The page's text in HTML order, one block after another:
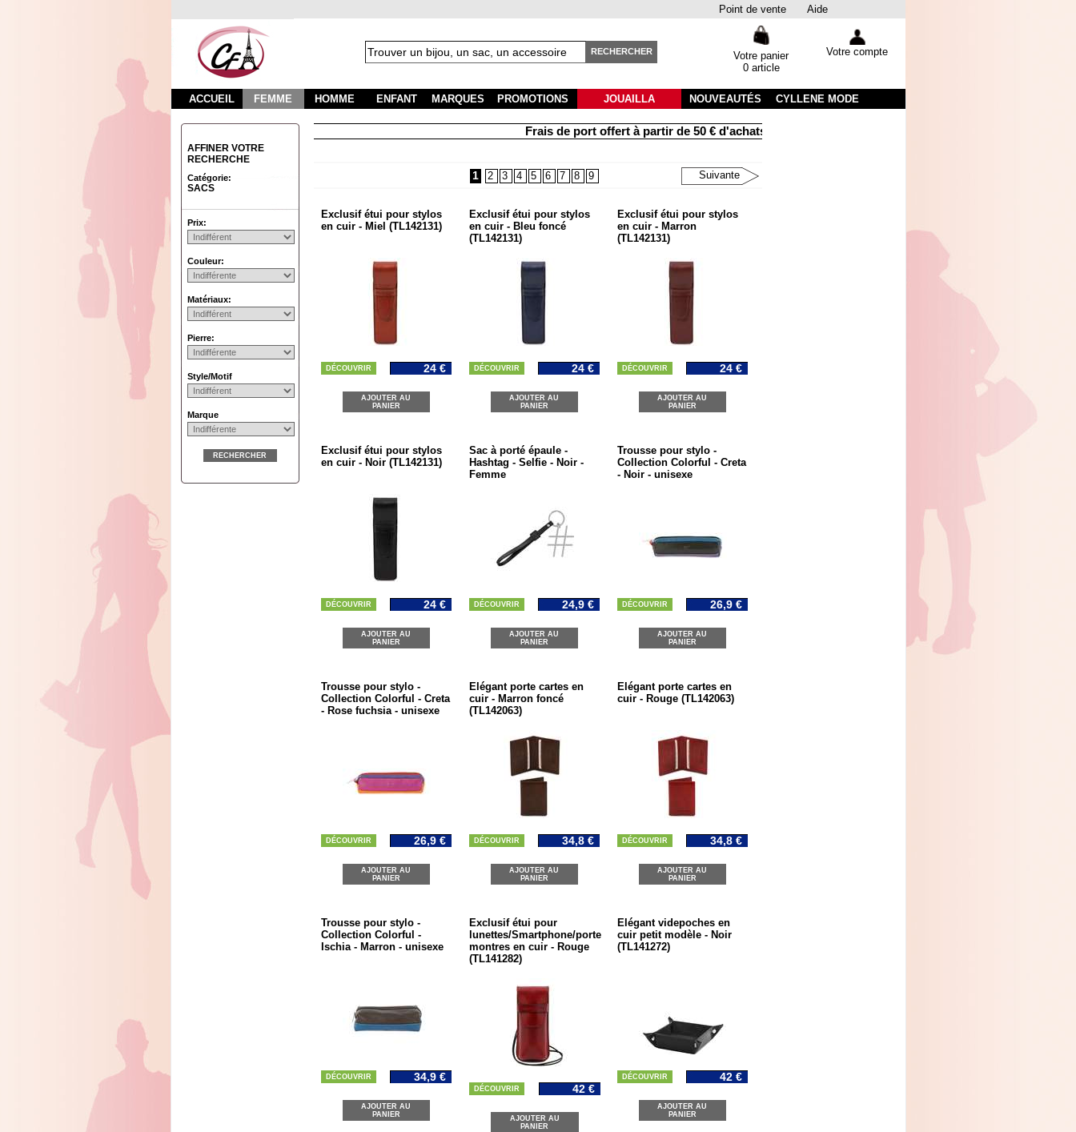
Point de vente Aide
RECHERCHER
Votre panier
0 article
Votre compte
ACCUEIL FEMME HOMME ENFANT MARQUES PROMOTIONS JOUAILLA NOUVEAUTÉS CYLLENE MODE
AFFINER VOTRE
RECHERCHE
Catégorie:
SACS
Prix:
Couleur:
Matériaux:
Pierre:
Style/Motif
Marque
RECHERCHER
Frais de port offert à partir de 50 € d'achats Livraison sous 48 heures par colissimo avec suivi
1 2 3 4 5 6 7 8 9 Suivante
Exclusif étui pour stylos
en cuir - Miel (TL142131)
DÉCOUVRIR 24 €
AJOUTER AU
PANIER
Exclusif étui pour stylos
en cuir - Bleu foncé
(TL142131)
DÉCOUVRIR 24 €
AJOUTER AU
PANIER
Exclusif étui pour stylos
en cuir - Marron
(TL142131)
DÉCOUVRIR 24 €
AJOUTER AU
PANIER
Exclusif étui pour stylos
en cuir - Noir (TL142131)
DÉCOUVRIR 24 €
AJOUTER AU
PANIER
Sac à porté épaule -
Hashtag - Selfie - Noir -
Femme
DÉCOUVRIR 24,9 €
AJOUTER AU
PANIER
Trousse pour stylo -
Collection Colorful - Creta
- Noir - unisexe
DÉCOUVRIR 26,9 €
AJOUTER AU
PANIER
Trousse pour stylo -
Collection Colorful - Creta
- Rose fuchsia - unisexe
DÉCOUVRIR 26,9 €
AJOUTER AU
PANIER
Elégant porte cartes en
cuir - Marron foncé
(TL142063)
DÉCOUVRIR 34,8 €
AJOUTER AU
PANIER
Elégant porte cartes en
cuir - Rouge (TL142063)
DÉCOUVRIR 34,8 €
AJOUTER AU
PANIER
Trousse pour stylo -
Collection Colorful -
Ischia - Marron - unisexe
DÉCOUVRIR 34,9 €
AJOUTER AU
PANIER
Exclusif étui pour
lunettes/Smartphone/porte
montres en cuir - Rouge
(TL141282)
DÉCOUVRIR 42 €
AJOUTER AU
PANIER
Elégant videpoches en
cuir petit modèle - Noir
(TL141272)
DÉCOUVRIR 42 €
AJOUTER AU
PANIER